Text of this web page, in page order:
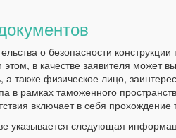
о безопасности
в качестве заявителя может
а также физическое лицо,
в рамках таможенного
включает в себя прохождение
указывается следующая